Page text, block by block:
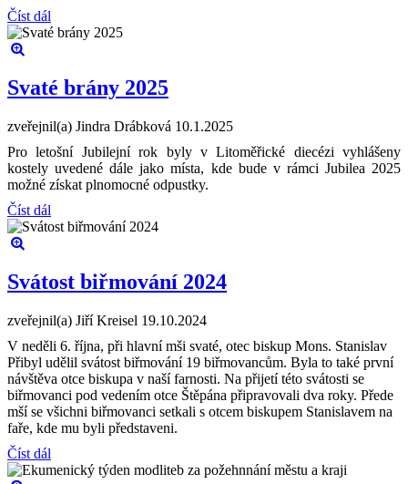
Číst dál
Svaté brány 2025
zveřejnil(a) Jindra Drábková 10.1.2025
Pro letošní Jubilejní rok byly v Litoměřické diecézi vyhlášeny
kostely uvedené dále jako místa, kde bude v rámci Jubilea 2025
možné získat plnomocné odpustky.
Číst dál
Svátost biřmování 2024
zveřejnil(a) Jiří Kreisel 19.10.2024
V neděli 6. října, při hlavní mši svaté, otec biskup Mons. Stanislav
Přibyl udělil svátost biřmování 19 biřmovancům. Byla to také první
návštěva otce biskupa v naší farnosti. Na přijetí této svátosti se
biřmovanci pod vedením otce Štěpána připravovali dva roky. Přede
mší se všichni biřmovanci setkali s otcem biskupem Stanislavem na
faře, kde mu byli představeni.
Číst dál